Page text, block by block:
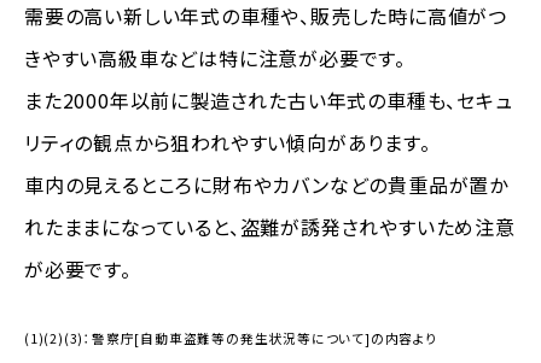
需要の高い新しい年式の車種や、販売した時に高値がつ
きやすい高級車などは特に注意が必要です。
また2000年以前に製造された古い年式の車種も、セキュ
リティの観点から狙われやすい傾向があります。
車内の見えるところに財布やカバンなどの貴重品が置か
れたままになっていると、盗難が誘発されやすいため注意
が必要です。
(1)(2)(3)：警察庁[自動車盗難等の発生状況等について]の内容より